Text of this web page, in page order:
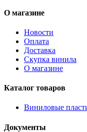
О магазине
Новости
Оплата
Доставка
Скупка винила
О магазине
Каталог товаров
Виниловые
Документы